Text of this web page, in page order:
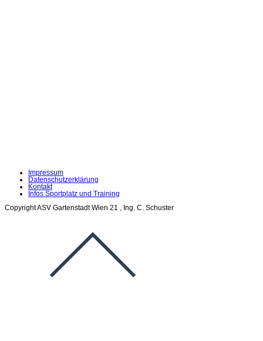
Impressum
Datenschutzerklärung
Kontakt
Infos Sportplatz und Training
Copyright ASV Gartenstadt Wien 21 , Ing. C. Schuster